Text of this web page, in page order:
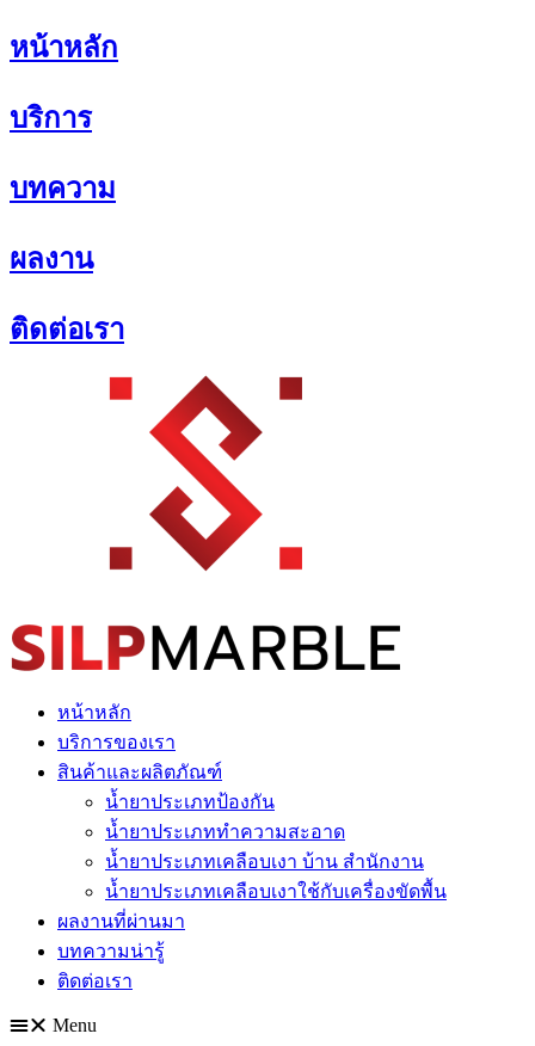
Skip
to
หน้าหลัก
บริการ
บทความ
ผลงาน
ติดต่อเรา
หน้าหลัก
บริการของเรา
สินค้าและผลิตภัณฑ์
น้ำยาประเภทป้องกัน
น้ำยาประเภททำความสะอาด
น้ำยาประเภทเคลือบเงา บ้าน สำนักงาน
น้ำยาประเภทเคลือบเงาใช้กับเครื่องขัดพื้น
ผลงานที่ผ่านมา
บทความน่ารู้
ติดต่อเรา
Menu